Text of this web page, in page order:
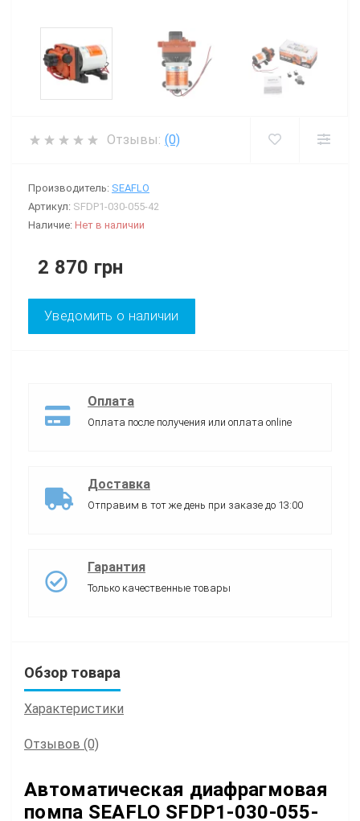
Отзывы: (0)
Производитель: SEAFLO
Артикул: SFDP1-030-055-42
Наличие: Нет в наличии
2 870 грн
Уведомить о наличии
Оплата
Оплата после получения или оплата online
Доставка
Отправим в тот же день при заказе до 13:00
Гарантия
Только качественные товары
Обзор товара
Характеристики
Отзывов (0)
Автоматическая диафрагмовая
помпа SEAFLO SFDP1-030-055-